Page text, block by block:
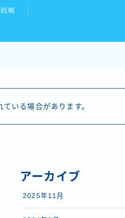
略
いる場合があります。
アーカイブ
2025年11月